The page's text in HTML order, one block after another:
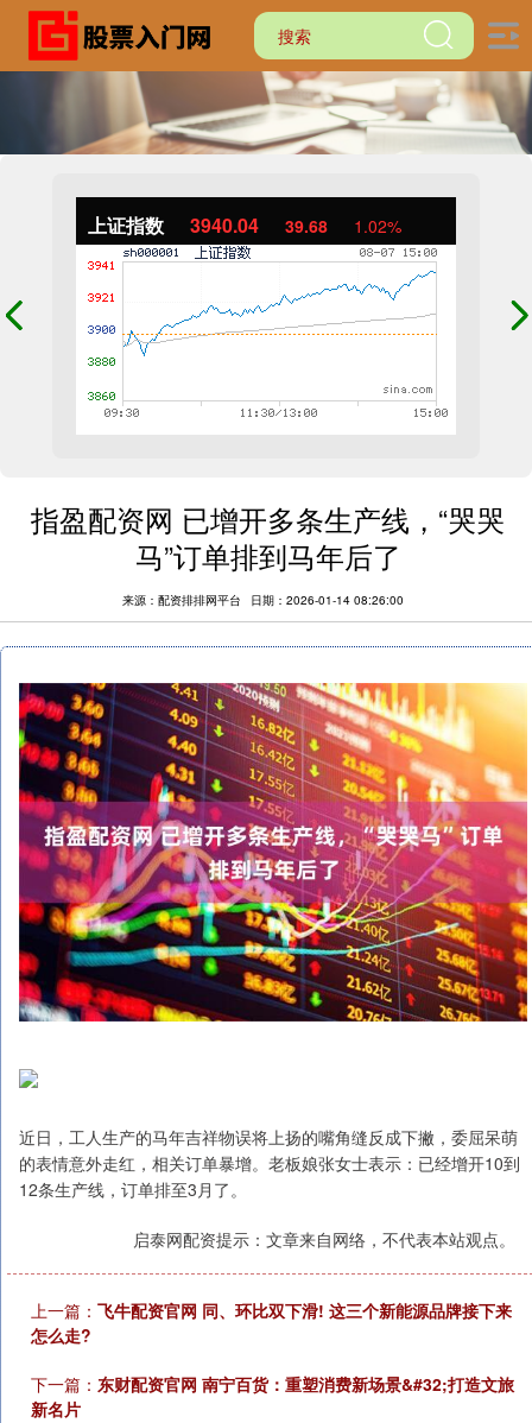
上证指数 3940.04 39.68 1.02%
指盈配资网 已增开多条生产线，“哭哭
马”订单排到马年后了
来源：配资排排网平台 日期：2026-01-14 08:26:00
近日，工人生产的马年吉祥物误将上扬的嘴角缝反成下撇，委屈呆萌
的表情意外走红，相关订单暴增。老板娘张女士表示：已经增开10到
12条生产线，订单排至3月了。
启泰网配资提示：文章来自网络，不代表本站观点。
上一篇： 飞牛配资官网 同、环比双下滑! 这三个新能源品牌接下来
怎么走?
下一篇： 东财配资官网 南宁百货：重塑消费新场景&#32;打造文旅
新名片